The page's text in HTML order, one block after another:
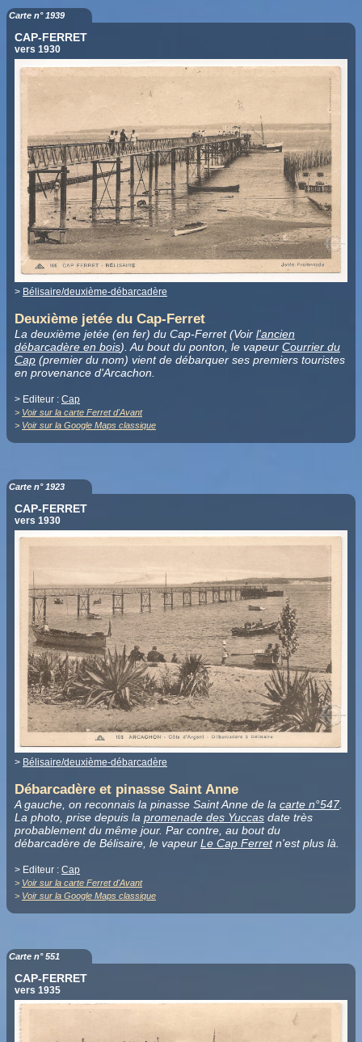
Carte n° 1939
CAP-FERRET
vers 1930
> Bélisaire/deuxième-débarcadère
Deuxième jetée du Cap-Ferret
La deuxième jetée (en fer) du Cap-Ferret (Voir l'ancien
débarcadère en bois). Au bout du ponton, le vapeur Courrier du
Cap (premier du nom) vient de débarquer ses premiers touristes
en provenance d'Arcachon.
> Editeur : Cap
> Voir sur la carte Ferret d'Avant
> Voir sur la Google Maps classique
Carte n° 1923
CAP-FERRET
vers 1930
> Bélisaire/deuxième-débarcadère
Débarcadère et pinasse Saint Anne
A gauche, on reconnais la pinasse Saint Anne de la carte n°547
La photo, prise depuis la promenade des Yuccas date très
probablement du même jour. Par contre, au bout du
débarcadère de Bélisaire, le vapeur Le Cap Ferretn'est plus là.
> Editeur : Cap
> Voir sur la carte Ferret d'Avant
> Voir sur la Google Maps classique
Carte n° 551
CAP-FERRET
vers 1935